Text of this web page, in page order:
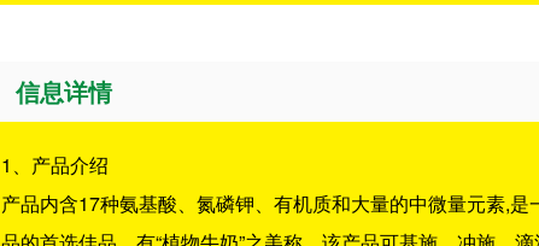
信息详情
1、产品介绍
产品内含17种氨基酸、氮磷钾、有机质和大量的中微量元素,